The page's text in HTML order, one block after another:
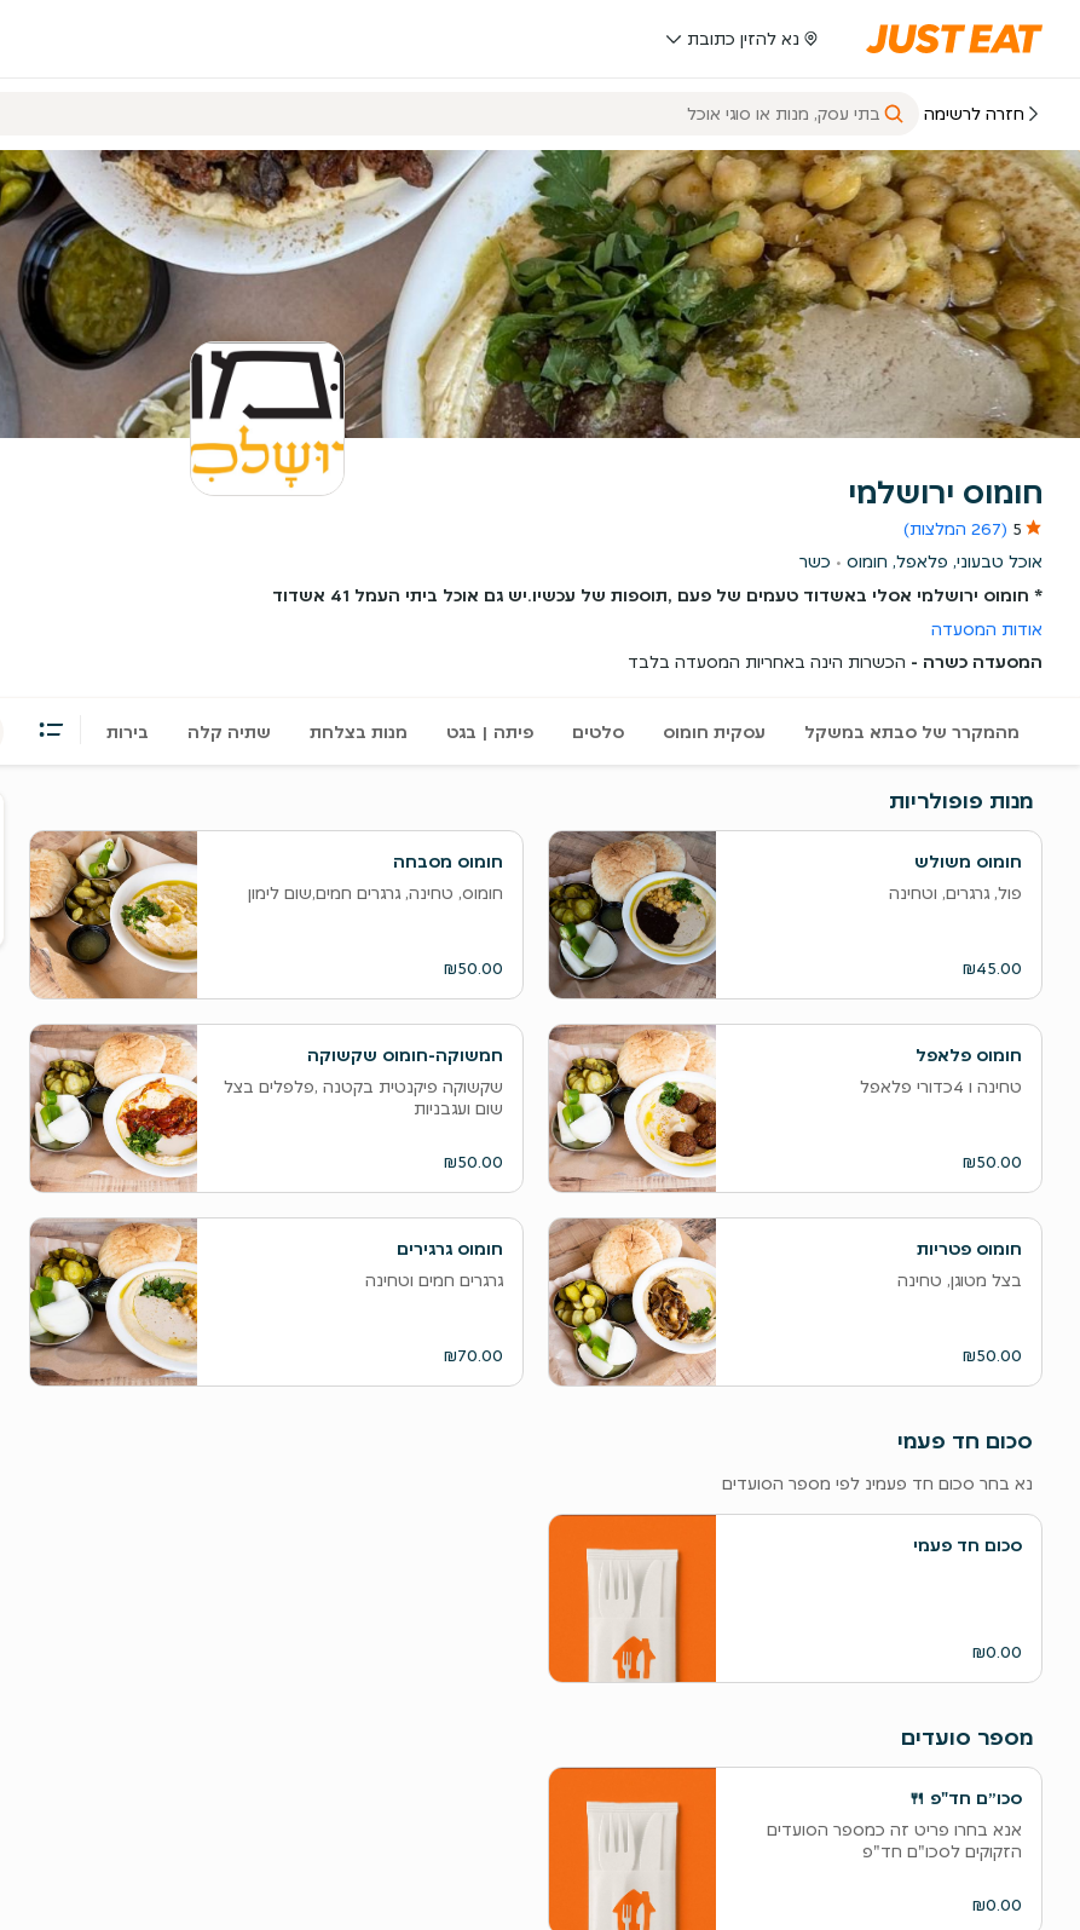
נא להזין כתובת
חזרה לרשימה
חומוס ירושלמי
5 (267 המלצות)
אוכל טבעוני, פלאפל, חומוס
כשר
* חומוס ירושלמי אסלי באשדוד טעמים של פעם ,תוספות של עכשיו.יש גם אוכל ביתי העמל 41 אשדוד
אודות המסעדה
המסעדה כשרה - הכשרות הינה באחריות המסעדה בלבד
מהמקרר של סבתא במשקל עסקית חומוס סלטים פיתה | בגט מנות בצלחת שתיה קלה בירות
מנות פופולריות
חומוס משולש
פול, גרגרים, וטחינה
₪45.00
חומוס מסבחה
חומוס, טחינה, גרגרים חמים,שום לימון
₪50.00
חומוס פלאפל
טחינה ו 4כדורי פלאפל
₪50.00
חמשוקה-חומוס שקשוקה
שקשוקה פיקנטית בקטנה ,פלפלים בצל
שום ועגבניות
₪50.00
חומוס פטריות
בצל מטוגן, טחינה
₪50.00
חומוס גרגירים
גרגרים חמים וטחינה
₪70.00
סכום חד פעמי
נא בחר סכום חד פעמינ לפי מספר הסועדים
סכום חד פעמי
₪0.00
מספר סועדים
‫סכו״ם חד"פ 🍴
אנא בחרו פריט זה כמספר הסועדים
הזקוקים לסכו"ם חד"פ
₪0.00